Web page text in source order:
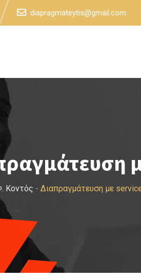
diapragmateytis@gmail.com
Κοντός - Διαπραγμάτευση με